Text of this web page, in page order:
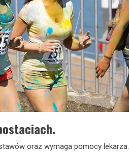
oraz wymaga pomocy lekarza.